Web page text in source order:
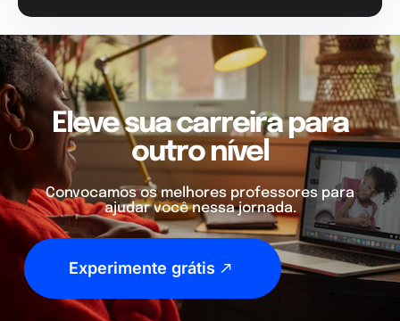
Eleve sua carreira para
outro nível
Convocamos os melhores professores para
ajudar você nessa jornada.
Experimente grátis